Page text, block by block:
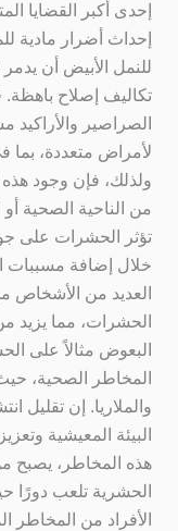
إحدى أكبر القضايا
إحداث أضرار مادية
للنمل الأبيض أن
تكاليف إصلاح
الصراصير
لأمراض متعددة، بما
ولذلك، فإن وجود هذه
من الناحية الصحية
تؤثر الحشرات على
خلال إضافة مسببات
العديد من الأشخاص
الحشرات، مما يزيد
البعوض مثالاً على
المخاطر الصحية،
والملاريا. إن تقليل
البيئة المعيشية
هذه المخاطر، يصبح
الحشرية تلعب دورًا
الأفراد من المخاطر